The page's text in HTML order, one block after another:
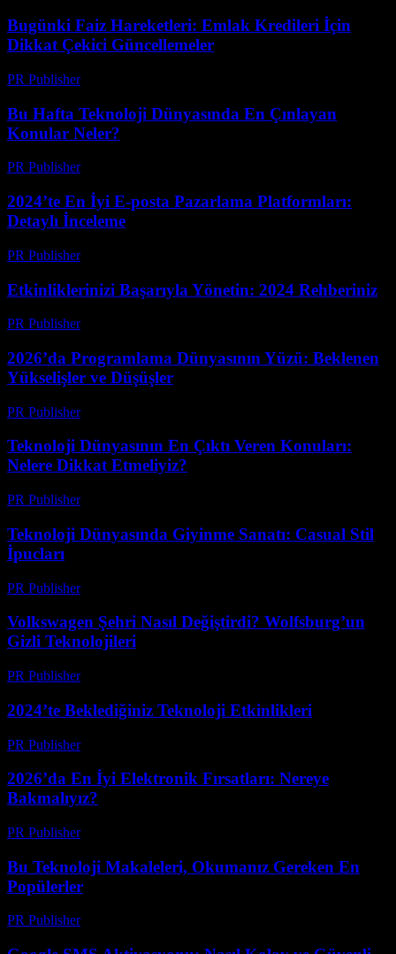
Bugünki Faiz Hareketleri: Emlak Kredileri İçin
Dikkat Çekici Güncellemeler
PR Publisher-
Bu Hafta Teknoloji Dünyasında En Çınlayan
Konular Neler?
PR Publisher-
2024’te En İyi E-posta Pazarlama Platformları:
Detaylı İnceleme
PR Publisher-
Etkinliklerinizi Başarıyla Yönetin: 2024 Rehberiniz
PR Publisher-
2026’da Programlama Dünyasının Yüzü: Beklenen
Yükselişler ve Düşüşler
PR Publisher-
Teknoloji Dünyasının En Çıktı Veren Konuları:
Nelere Dikkat Etmeliyiz?
PR Publisher-
Teknoloji Dünyasında Giyinme Sanatı: Casual Stil
İpucları
PR Publisher-
Volkswagen Şehri Nasıl Değiştirdi? Wolfsburg’un
Gizli Teknolojileri
PR Publisher-
2024’te Beklediğiniz Teknoloji Etkinlikleri
PR Publisher-
2026’da En İyi Elektronik Fırsatları: Nereye
Bakmalıyız?
PR Publisher-
Bu Teknoloji Makaleleri, Okumanız Gereken En
Popülerler
PR Publisher-